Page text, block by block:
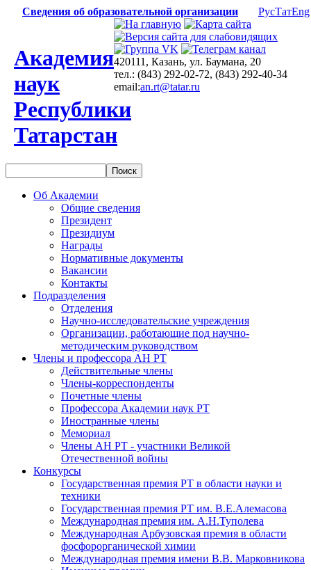
Сведения об образовательной организации РусТатEng
Академия
наук
Республики
Татарстан
420111, Казань, ул. Баумана, 20
тел.: (843) 292-02-72, (843) 292-40-34
email:an.rt@tatar.ru
Об Академии
Общие сведения
Президент
Президиум
Награды
Нормативные документы
Вакансии
Контакты
Подразделения
Отделения
Научно-исследовательские учреждения
Организации, работающие под научно-
методическим руководством
Члены и профессора АН РТ
Действительные члены
Члены-корреспонденты
Почетные члены
Профессора Академии наук РТ
Иностранные члены
Мемориал
Члены АН РТ - участники Великой
Отечественной войны
Конкурсы
Государственная премия РТ в области науки и
техники
Государственная премия РТ им. В.Е.Алемасова
Международная премия им. А.Н.Туполева
Международная Арбузовская премия в области
фосфорорганической химии
Международная премия имени В.В. Марковникова